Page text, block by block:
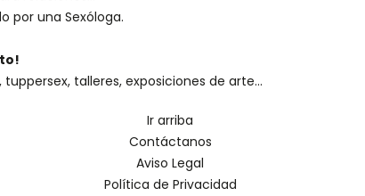
por una Sexóloga.
talleres, exposiciones de arte...
Ir arriba
Contáctanos
Aviso Legal
Política de Privacidad